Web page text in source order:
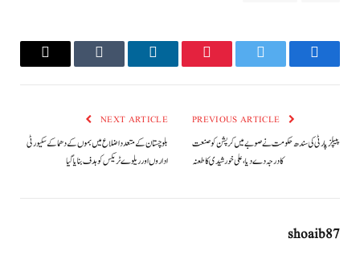
Facebook
Twitter
Pinterest
LinkedIn
Tumblr
Email
پیپلزپارٹی کی سندھ حکومت نے صوبے میں کرپشن کو صنعت
کا درجہ دے دیا، علی خورشیدی کا طعنہ
NEXT ARTICLE
بلوچستان کے متعدد اضلاع میں بموں کے دھماکے سکیورٹی
اداروں اور ریلوے ٹریکس کو ہدف بنایا گیا
shoaib87